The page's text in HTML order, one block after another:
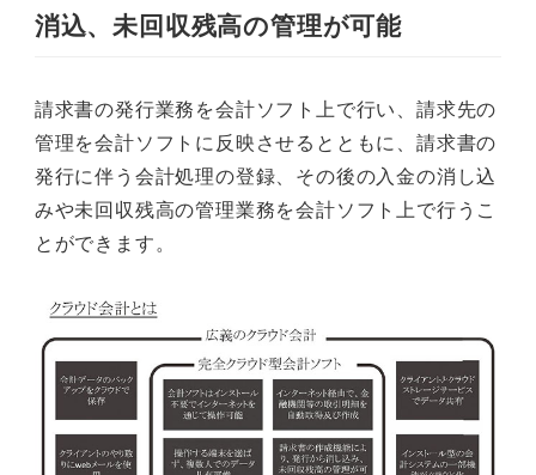
消込、未回収残高の管理が可能
請求書の発行業務を会計ソフト上で行い、請求先の
管理を会計ソフトに反映させるとともに、請求書の
発行に伴う会計処理の登録、その後の入金の消し込
みや未回収残高の管理業務を会計ソフト上で行うこ
とができます。